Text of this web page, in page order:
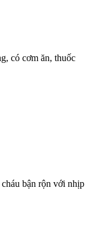
có cơm ăn, thuốc
bận rộn với nhịp